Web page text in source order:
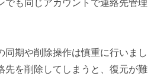
でも同じアカウントで連絡先管理
同期や削除操作は慎重に行いまし
先を削除してしまうと、復元が難